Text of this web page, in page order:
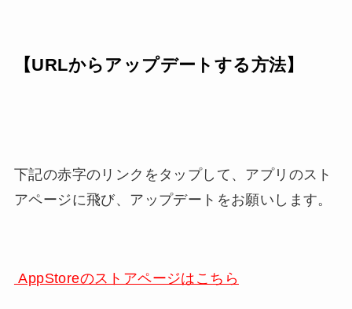
【URLからアップデートする方法】
下記の赤字のリンクをタップして、アプリのスト
アページに飛び、アップデートをお願いします。
AppStoreのストアページはこちら